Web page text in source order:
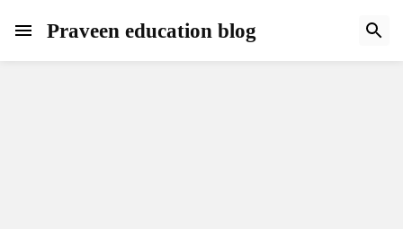
Praveen education blog